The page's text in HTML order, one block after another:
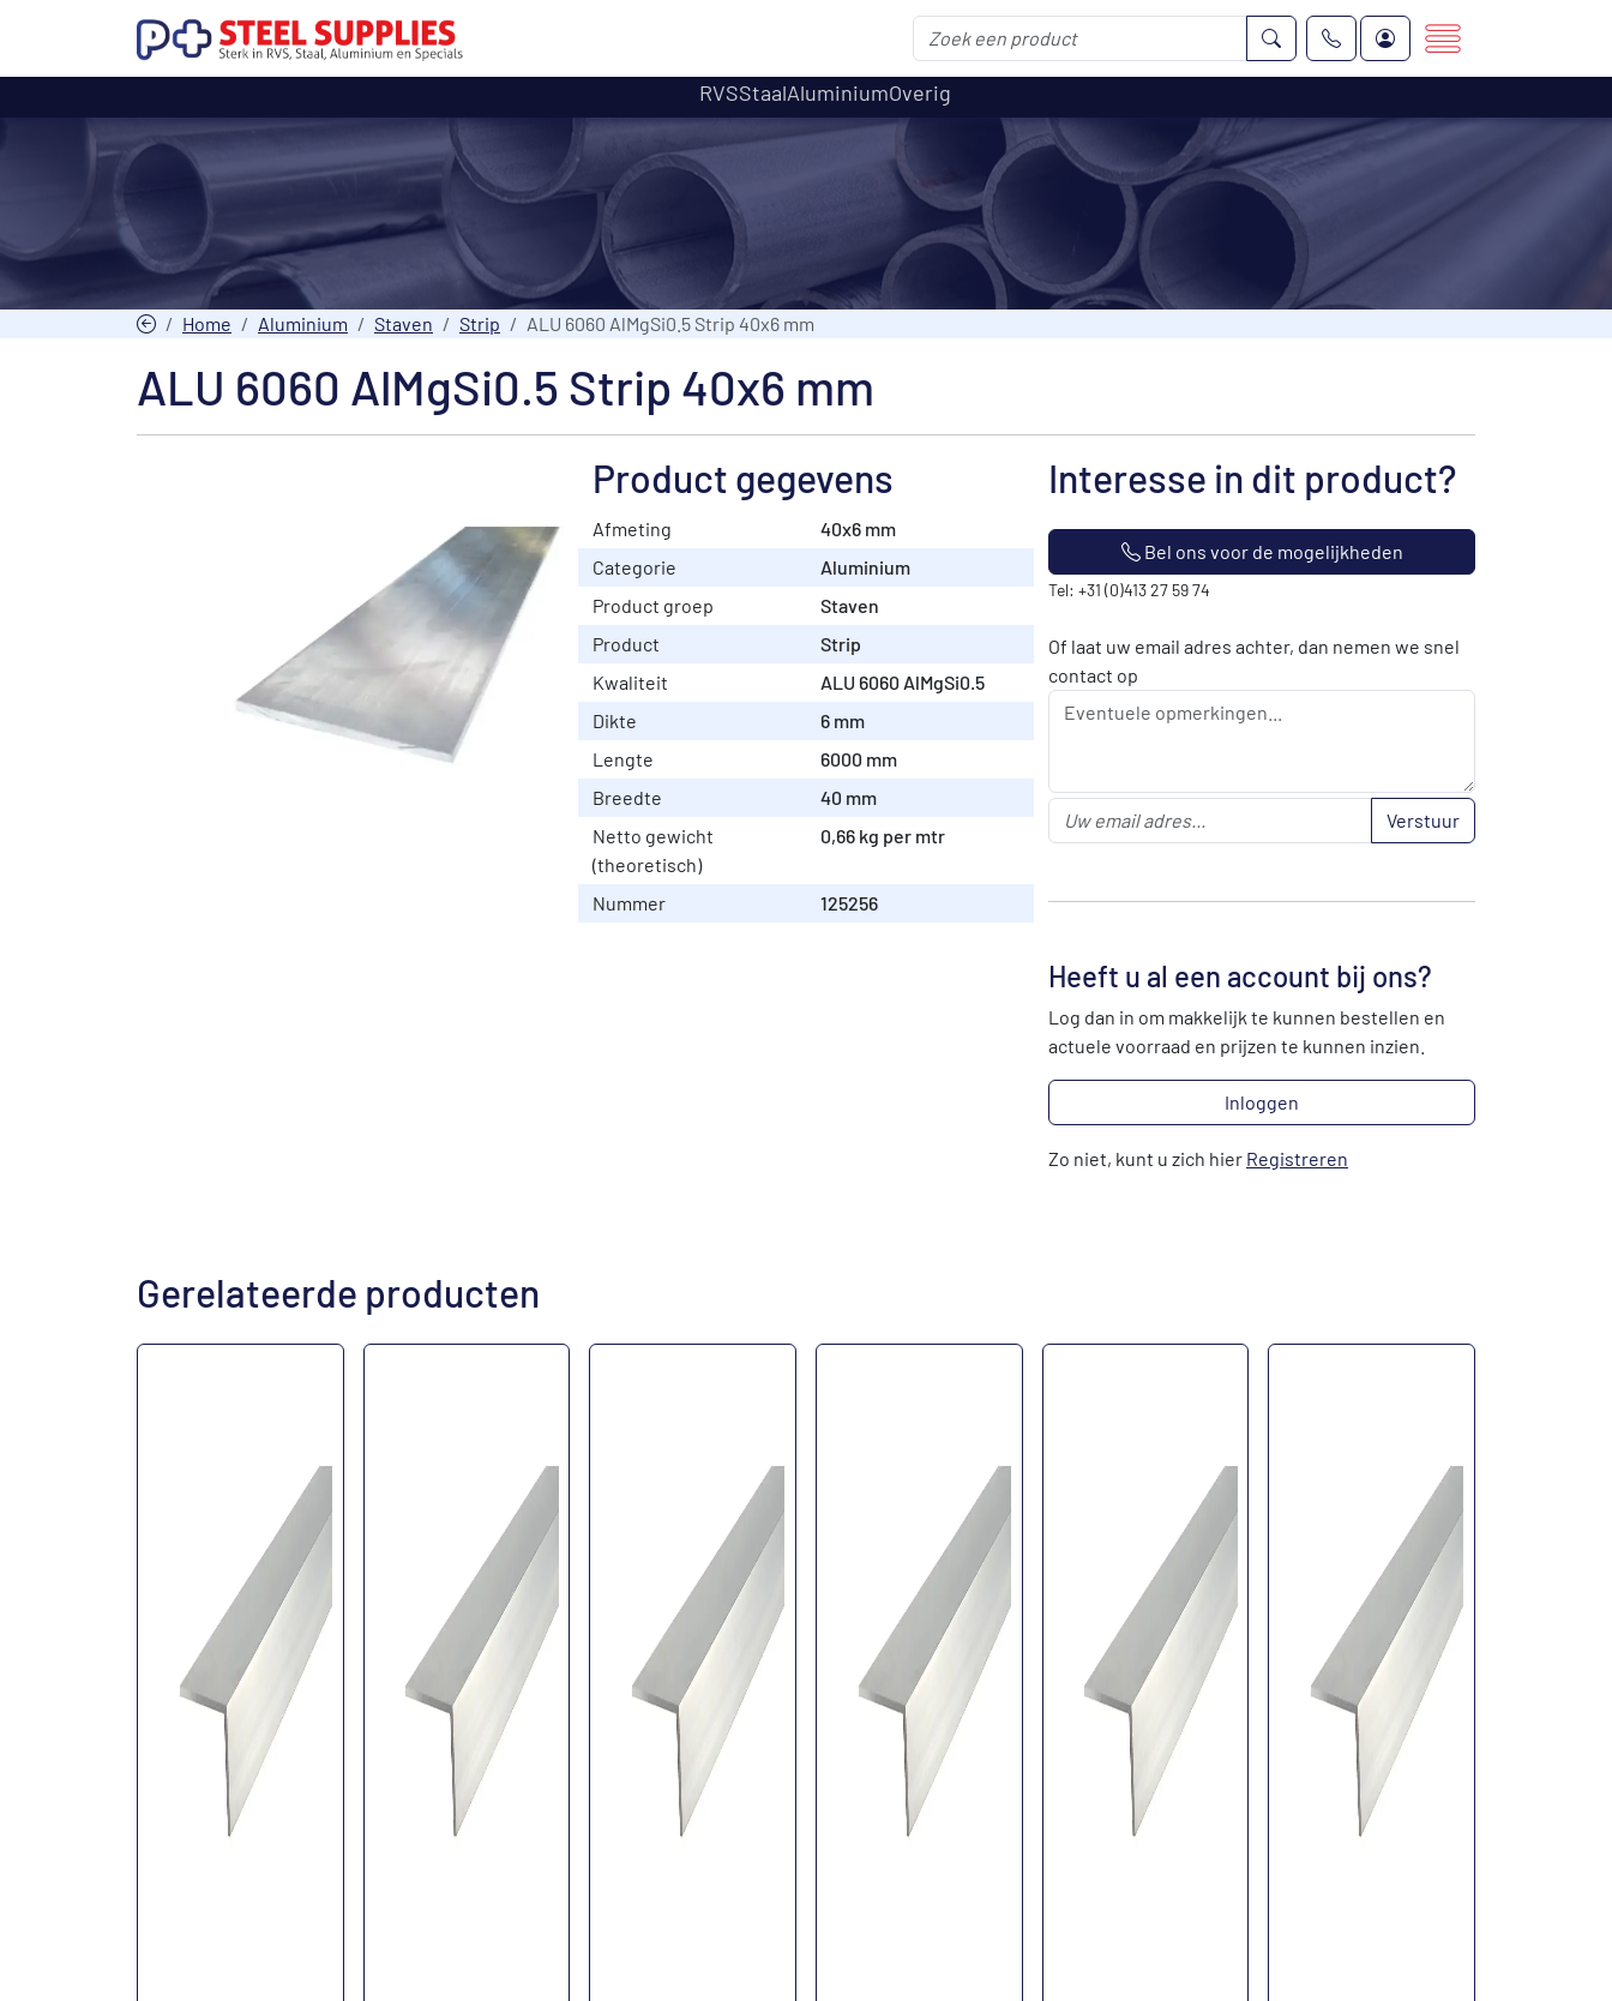
RVSStaalAluminiumOverig
Home Aluminium Staven Strip ALU 6060 AlMgSi0.5 Strip 40x6 mm
ALU 6060 AlMgSi0.5 Strip 40x6 mm
Product gegevens
Afmeting
40x6 mm
Categorie
Aluminium
Product groep
Staven
Product
Strip
Kwaliteit
ALU 6060 AlMgSi0.5
Dikte
6 mm
Lengte
6000 mm
Breedte
40 mm
Netto gewicht
(theoretisch)
0,66 kg per mtr
Nummer 125256
Interesse in dit product?
Bel ons voor de mogelijkheden
Tel: +31 (0)413 27 59 74
Of laat uw email adres achter, dan nemen we snel
contact op
Verstuur
Heeft u al een account bij ons?
Log dan in om makkelijk te kunnen bestellen en
actuele voorraad en prijzen te kunnen inzien.
Inloggen
Zo niet, kunt u zich hier Registreren
Gerelateerde producten